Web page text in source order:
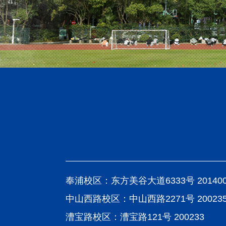
奉浦校区：东方美谷大道6333号
中山西路校区：中山西路2271号
漕宝路校区：漕宝路121号 200233